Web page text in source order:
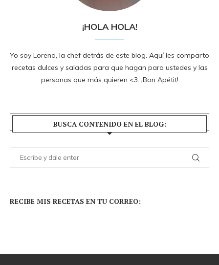
¡HOLA HOLA!
Yo soy Lorena, la chef detrás de este blog. Aquí les comparto
recetas dulces y saladas para que hagan para ustedes y las
personas que más quieren <3. ¡Bon Apétit!
BUSCA CONTENIDO EN EL BLOG:
RECIBE MIS RECETAS EN TU CORREO: